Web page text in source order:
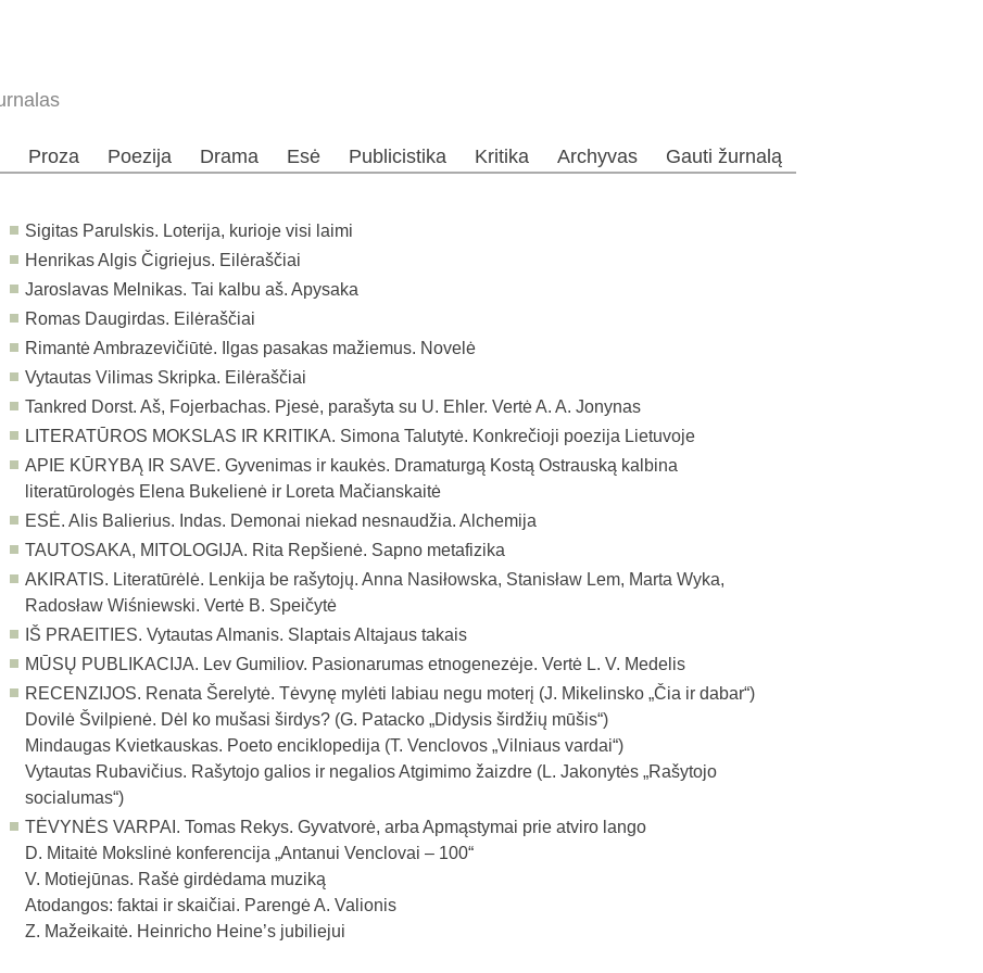
Proza Poezija Drama Esė Publicistika Kritika Archyvas Gauti žurnalą
Sigitas Parulskis. Loterija, kurioje visi laimi
Henrikas Algis Čigriejus. Eilėraščiai
Jaroslavas Melnikas. Tai kalbu aš. Apysaka
Romas Daugirdas. Eilėraščiai
Rimantė Ambrazevičiūtė. Ilgas pasakas mažiemus. Novelė
Vytautas Vilimas Skripka. Eilėraščiai
Tankred Dorst. Aš, Fojerbachas. Pjesė, parašyta su U. Ehler. Vertė A. A. Jonynas
LITERATŪROS MOKSLAS IR KRITIKA. Simona Talutytė. Konkrečioji poezija Lietuvoje
APIE KŪRYBĄ IR SAVE. Gyvenimas ir kaukės. Dramaturgą Kostą Ostrauską kalbina
literatūrologės Elena Bukelienė ir Loreta Mačianskaitė
ESĖ. Alis Balierius. Indas. Demonai niekad nesnaudžia. Alchemija
TAUTOSAKA, MITOLOGIJA. Rita Repšienė. Sapno metafizika
AKIRATIS. Literatūrėlė. Lenkija be rašytojų. Anna Nasiłowska, Stanisław Lem, Marta Wyka,
Radosław Wiśniewski. Vertė B. Speičytė
IŠ PRAEITIES. Vytautas Almanis. Slaptais Altajaus takais
MŪSŲ PUBLIKACIJA. Lev Gumiliov. Pasionarumas etnogenezėje. Vertė L. V. Medelis
RECENZIJOS. Renata Šerelytė. Tėvynę mylėti labiau negu moterį (J. Mikelinsko „Čia ir dabar“)
Dovilė Švilpienė. Dėl ko mušasi širdys? (G. Patacko „Didysis širdžių mūšis“)
Mindaugas Kvietkauskas. Poeto enciklopedija (T. Venclovos „Vilniaus vardai“)
Vytautas Rubavičius. Rašytojo galios ir negalios Atgimimo žaizdre (L. Jakonytės „Rašytojo
socialumas“)
TĖVYNĖS VARPAI. Tomas Rekys. Gyvatvorė, arba Apmąstymai prie atviro lango
D. Mitaitė Mokslinė konferencija „Antanui Venclovai – 100“
V. Motiejūnas. Rašė girdėdama muziką
Atodangos: faktai ir skaičiai. Parengė A. Valionis
Z. Mažeikaitė. Heinricho Heine’s jubiliejui